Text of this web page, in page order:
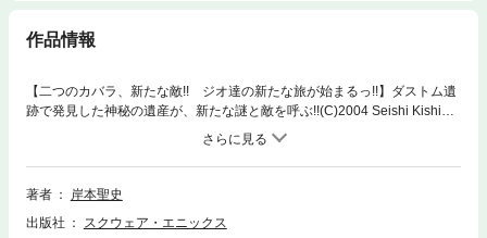
作品情報
【二つのカバラ、新たな敵!! ジオ達の新たな旅が始まるっ!!】ダストム遺
跡で発見した神秘の遺産が、新たな謎と敵を呼ぶ!!(C)2004 Seishi Kishimo
著者
岸本聖史
出版社
スクウェア・エニックス